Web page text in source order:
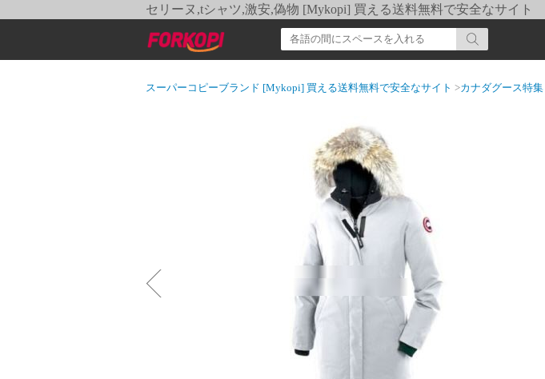
セリーヌ,tシャツ,激安,偽物 [Mykopi] 買える送料無料で安全なサイト
スーパーコピーブランド [Mykopi] 買える送料無料で安全なサイト >カナダグース特集